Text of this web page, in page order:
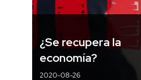
¿Se recupera la
economía?
2020-08-26